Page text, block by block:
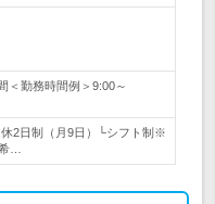
＜勤務時間例＞9:00～
2日制（月9日）└シフト制※
…